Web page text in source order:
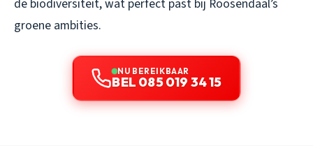
de biodiversiteit, wat perfect past bij Roosendaal’s
groene ambities.
NU BEREIKBAAR
BEL 085 019 34 15